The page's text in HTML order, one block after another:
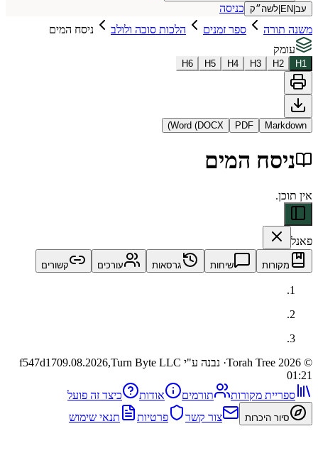
כניסה
ספר זמנים הלכות סוכה ולולב
ניסח המים
H3
H4
H5
H6
PDF
Word (DOCX)
המים
שיחות גרסאות עורכים קשורים
· נבנה ע"י Turn Byte LLC f547d1709.08.2026,
מקורות תורמים אודות כיצד זה פועל
היכרות צור קשר פרטיות תנאי שימוש